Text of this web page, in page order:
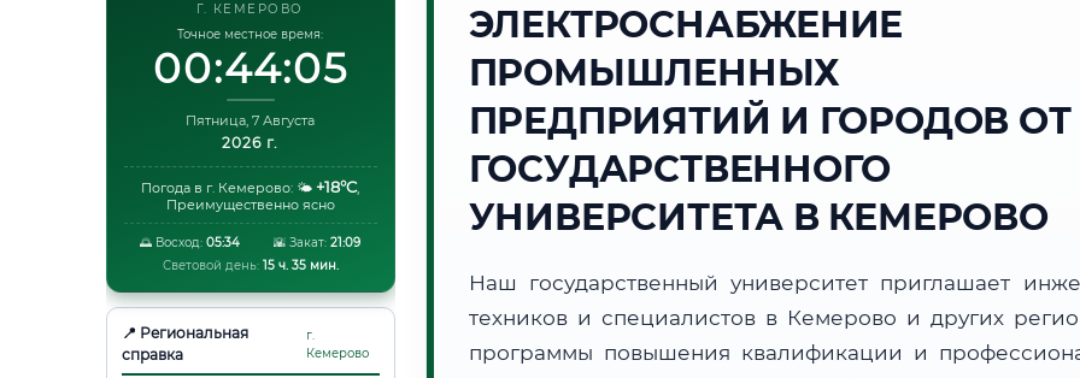
Г. КЕМЕРОВО
Точное местное время:
00:44:06
Пятница, 7 Августа
2026 г.
Погода в г. Кемерово: 🌤️ +18°C,
Преимущественно ясно
🌅 Восход:05:34 🌇 Закат: 21:09
Световой день: 15 ч. 35 мин.
📍 Региональная
справка
г.
Кемерово
ЭЛЕКТРОСНАБЖЕНИЕ
ПРОМЫШЛЕННЫХ
ПРЕДПРИЯТИЙ И ГОРОДОВ ОТ
ГОСУДАРСТВЕННОГО
УНИВЕРСИТЕТА В КЕМЕРОВО
Наш государственный университет приглашает
техников и специалистов в Кемерово и других
программы повышения квалификации и